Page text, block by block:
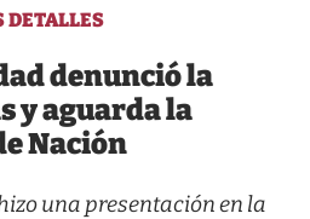
DETALLES
denunció la
y aguarda la
Nación
una presentación en la